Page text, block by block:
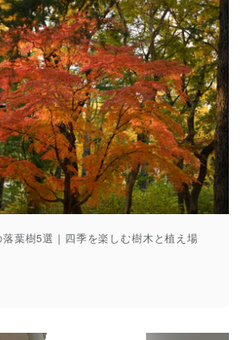
葉樹5選｜四季を楽しむ樹木と植え場